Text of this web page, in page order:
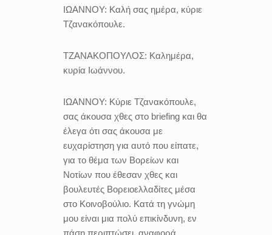
ΙΩΑΝΝΟΥ: Καλή σας ημέρα, κύριε
Τζανακόπουλε.
ΤΖΑΝΑΚΟΠΟΥΛΟΣ: Καλημέρα,
κυρία Ιωάννου.
ΙΩΑΝΝΟΥ: Κύριε Τζανακόπουλε,
σας άκουσα χθες στο briefing και θα
έλεγα ότι σας άκουσα με
ευχαρίστηση για αυτό που είπατε,
για το θέμα των Βορείων και
Νοτίων που έθεσαν χθες και
βουλευτές Βορειοελλαδίτες μέσα
στο Κοινοβούλιο. Κατά τη γνώμη
μου είναι μια πολύ επικίνδυνη, εν
πάση περιπτώσει, αναφορά